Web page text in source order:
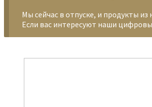
Мы сейчас в отпуске, и продукты
Если вас интересуют наши